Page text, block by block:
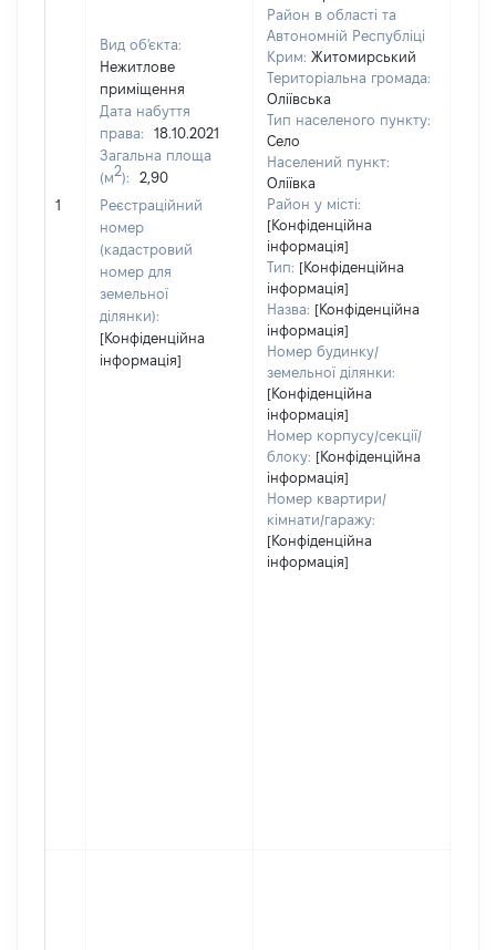
1
Вид об'єкта:
Нежитлове
приміщення
Дата набуття
права:
18.10.2021
Загальна площа
(м2):
2,90
Реєстраційний
номер
(кадастровий
номер для
земельної
ділянки):
[Конфіденційна
інформація]
Район в області та
Автономній Республіці
Крим: Житомирський
Територіальна громада:
Оліївська
Тип населеного пункту:
Село
Населений пункт:
Оліївка
Район у місті:
[Конфіденційна
інформація]
Тип: [Конфіденційна
інформація]
Назва: [Конфіденційна
інформація]
Номер будинку/
земельної ділянки:
[Конфіденційна
інформація]
Номер корпусу/секції/
блоку: [Конфіденційна
інформація]
Номер квартири/
кімнати/гаражу:
[Конфіденційна
інформація]